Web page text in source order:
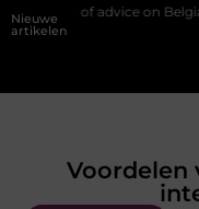
Nieuwe
artikelen
Belgian chef training and
Voordelen